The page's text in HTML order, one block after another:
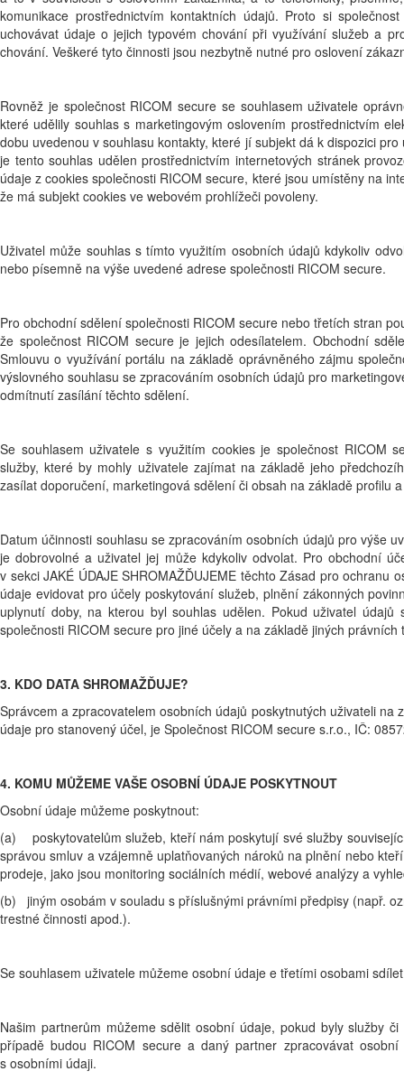
komunikace prostřednictvím kontaktních údajů. Proto si
uchovávat údaje o jejich typovém chování při využívání služeb a
chování. Veškeré tyto činnosti jsou nezbytně nutné pro oslovení
Rovněž je společnost RICOM secure se souhlasem uživatele
které udělily souhlas s marketingovým oslovením prostřednictvím
dobu uvedenou v souhlasu kontakty, které jí subjekt dá k dispozici
je tento souhlas udělen prostřednictvím internetových stránek
údaje z cookies společnosti RICOM secure, které jsou umístěny na
že má subjekt cookies ve webovém prohlížeči povoleny.
Uživatel může souhlas s tímto využitím osobních údajů kdykoliv
nebo písemně na výše uvedené adrese společnosti RICOM secure.
Pro obchodní sdělení společnosti RICOM secure nebo třetích stran
že společnost RICOM secure je jejich odesílatelem. Obchodní
Smlouvu o využívání portálu na základě oprávněného zájmu
výslovného souhlasu se zpracováním osobních údajů pro
odmítnutí zasílání těchto sdělení.
Se souhlasem uživatele s využitím cookies je společnost RICOM
služby, které by mohly uživatele zajímat na základě jeho
zasílat doporučení, marketingová sdělení či obsah na základě profilu
Datum účinnosti souhlasu se zpracováním osobních údajů pro výše
je dobrovolné a uživatel jej může kdykoliv odvolat. Pro obchodní
v sekci JAKÉ ÚDAJE SHROMAŽĎUJEME těchto Zásad pro
údaje evidovat pro účely poskytování služeb, plnění zákonných
uplynutí doby, na kterou byl souhlas udělen. Pokud uživatel
společnosti RICOM secure pro jiné účely a na základě jiných
3. KDO DATA SHROMAŽĎUJE?
Správcem a zpracovatelem osobních údajů poskytnutých uživateli
údaje pro stanovený účel, je Společnost RICOM secure s.r.o., IČ:
4. KOMU MŮŽEME VAŠE OSOBNÍ ÚDAJE POSKYTNOUT
Osobní údaje můžeme poskytnout:
(a) poskytovatelům služeb, kteří nám poskytují své služby
správou smluv a vzájemně uplatňovaných nároků na plnění nebo
prodeje, jako jsou monitoring sociálních médií, webové analýzy a
(b) jiným osobám v souladu s příslušnými právními předpisy (např.
trestné činnosti apod.).
Se souhlasem uživatele můžeme osobní údaje e třetími osobami
Našim partnerům můžeme sdělit osobní údaje, pokud byly služby
případě budou RICOM secure a daný partner zpracovávat
s osobními údaji.